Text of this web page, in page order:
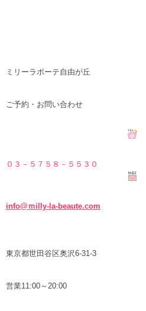
ミリーラボーテ自由が丘
ご予約・お問い合わせ
０３－５７５８－５ ５３０
info@ｍilly-la-beaute.com
東京都世田谷区奥沢6-31-3
営業11:00～20:00